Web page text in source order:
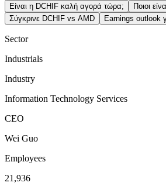
Είναι η DCHIF καλή αγορά τώρα;
Ποιοι
Σύγκρινε DCHIF vs AMD
Earnings outlook
Sector
Industrials
Industry
Information Technology Services
CEO
Wei Guo
Employees
21,936